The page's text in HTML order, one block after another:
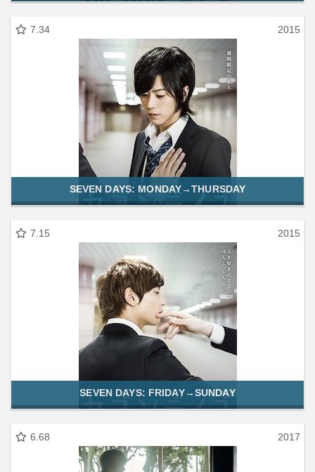
7.34 2015
SEVEN DAYS: MONDAY→THURSDAY
7.15 2015
SEVEN DAYS: FRIDAY→SUNDAY
6.68 2017